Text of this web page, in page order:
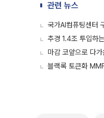
관련 뉴스
국가AI컴퓨팅센터
추경 1.4조 투입하
마감 코앞으로 다
블랙록 토큰화